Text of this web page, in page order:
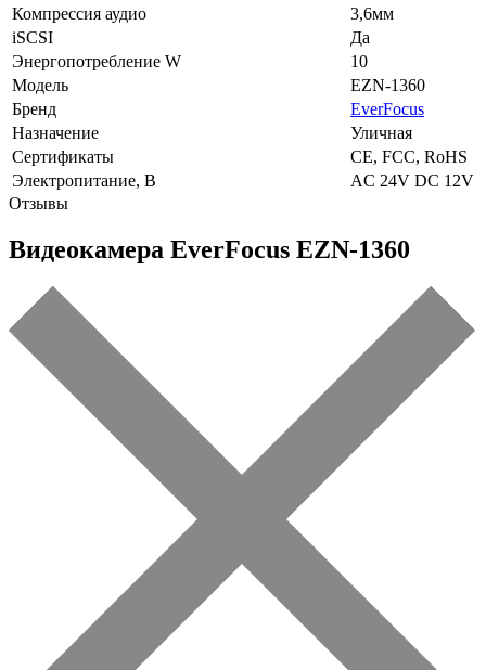
Компрессия аудио
3,6мм
iSCSI
Да
Энергопотребление W
10
Модель
EZN-1360
Бренд
EverFocus
Назначение
Уличная
Сертификаты
CE, FCC, RoHS
Электропитание, В
AC 24V DC 12V
Отзывы
Видеокамера EverFocus EZN-1360